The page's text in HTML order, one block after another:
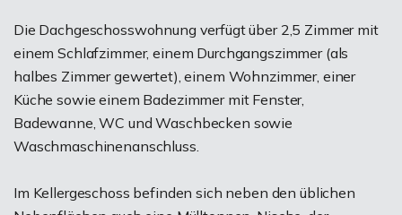
Die Dachgeschosswohnung verfügt über 2,5 Zimmer mit
einem Schlafzimmer, einem Durchgangszimmer (als
halbes Zimmer gewertet), einem Wohnzimmer, einer
Küche sowie einem Badezimmer mit Fenster,
Badewanne, WC und Waschbecken sowie
Waschmaschinenanschluss.
Im Kellergeschoss befinden sich neben den üblichen